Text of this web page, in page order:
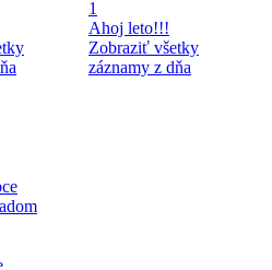
1
Ahoj leto!!!
Zobraziť všetky
záznamy z dňa